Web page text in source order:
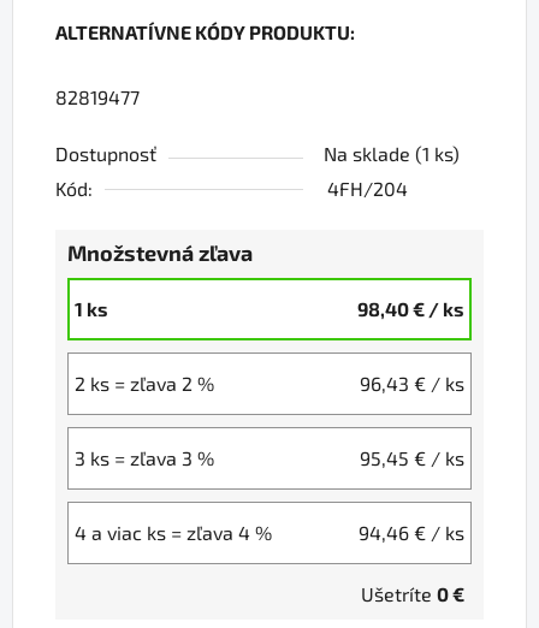
ALTERNATÍVNE KÓDY PRODUKTU:
82819477
Dostupnosť Na sklade (1 ks)
Kód:
4FH/204
Množstevná zľava
1 ks 98,40 € / ks
2 ks = zľava 2 % 96,43 € / ks
3 ks = zľava 3 % 95,45 € / ks
4 a viac ks = zľava 4 % 94,46 € / ks
Ušetríte 0 €